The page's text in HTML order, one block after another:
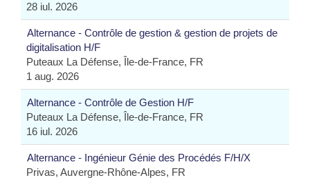
28 iul. 2026
Alternance - Contrôle de gestion & gestion de projets de
digitalisation H/F
Puteaux La Défense, Île-de-France, FR
1 aug. 2026
Alternance - Contrôle de Gestion H/F
Puteaux La Défense, Île-de-France, FR
16 iul. 2026
Alternance - Ingénieur Génie des Procédés F/H/X
Privas, Auvergne-Rhône-Alpes, FR